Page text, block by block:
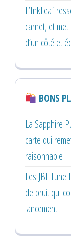
L’InkLeaf
carnet, et
d’un côté et
BONS
La Sapphire
carte qui
raisonnable
Les JBL
de bruit qui
lancement